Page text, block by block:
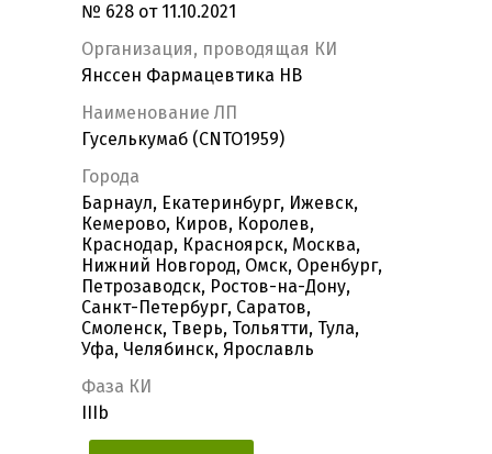
№ 628 от 11.10.2021
Организация, проводящая КИ
Янссен Фармацевтика НВ
Наименование ЛП
Гуселькумаб (CNTO1959)
Города
Барнаул, Екатеринбург, Ижевск,
Кемерово, Киров, Королев,
Краснодар, Красноярск, Москва,
Нижний Новгород, Омск, Оренбург,
Петрозаводск, Ростов-на-Дону,
Санкт-Петербург, Саратов,
Смоленск, Тверь, Тольятти, Тула,
Уфа, Челябинск, Ярославль
Фаза КИ
IIIb